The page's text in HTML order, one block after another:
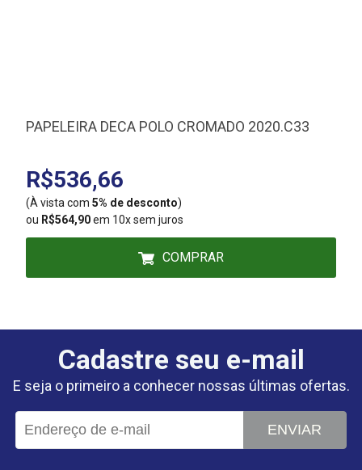
PAPELEIRA DECA POLO CROMADO 2020.C33
R$536,66
(À vista com 5% de desconto)
ou R$564,90em 10x sem juros
COMPRAR
Cadastre seu e-mail
E seja o primeiro a conhecer nossas últimas ofertas.
ENVIAR